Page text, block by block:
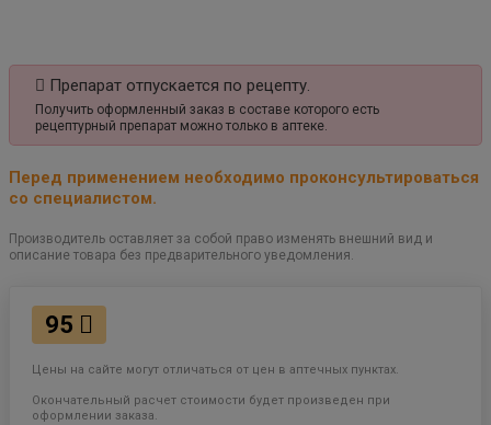
Препарат отпускается по рецепту.
Получить оформленный заказ в составе которого есть
рецептурный препарат можно только в аптеке.
Перед применением необходимо проконсультироваться
со специалистом.
Производитель оставляет за собой право изменять внешний вид и
описание товара без предварительного уведомления.
95
Цены на сайте могут отличаться от цен в аптечных пунктах.
Окончательный расчет стоимости будет произведен при
оформлении заказа.